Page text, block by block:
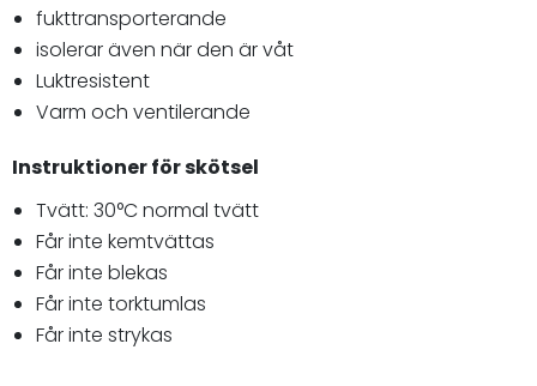
fukttransporterande
isolerar även när den är våt
Luktresistent
Varm och ventilerande
Instruktioner för skötsel
Tvätt: 30°C normal tvätt
Får inte kemtvättas
Får inte blekas
Får inte torktumlas
Får inte strykas